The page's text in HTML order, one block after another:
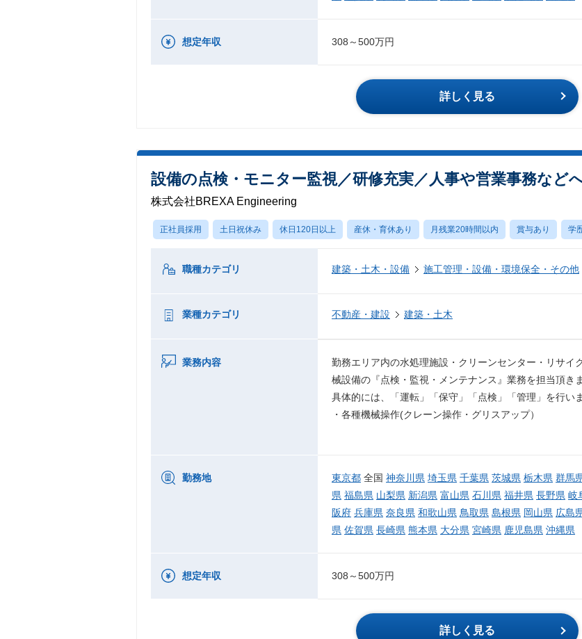
想定年収 308～500万円
詳しく見る
設備の点検・モニター監視／研修充実／人事や営業事務など
株式会社BREXA Engineering
正社員採用 土日祝休み 休日120日以上 産休・育休あり 月残業20時間以内 賞与あり 学
職種カテゴリ 建築・土木・設備 施工管理・設備・環境保全・その他
業種カテゴリ 不動産・建設 建築・土木
業務内容
勤務エリア内の水処理施設・クリーンセンター・リサイ
械設備の『点検・監視・メンテナンス』業務を担当頂きま
具体的には、「運転」「保守」「点検」「管理」を行いま
・各種機械操作(クレーン操作・グリスアップ）
勤務地 東京都 全国 神奈川県 埼玉県 千葉県 茨城県 栃木県 群馬
県 福島県 山梨県 新潟県 富山県 石川県 福井県 長野県 岐
阪府 兵庫県 奈良県 和歌山県 鳥取県 島根県 岡山県 広島
県 佐賀県 長崎県 熊本県 大分県 宮崎県 鹿児島県 沖縄県
想定年収 308～500万円
詳しく見る